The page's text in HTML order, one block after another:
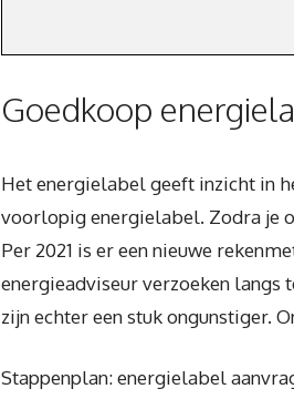
Goedkoop
Het energielabel geeft inzicht in
voorlopig energielabel. Zodra je
Per 2021 is er een nieuwe
energieadviseur verzoeken langs
zijn echter een stuk ongunstiger.
Stappenplan: energielabel